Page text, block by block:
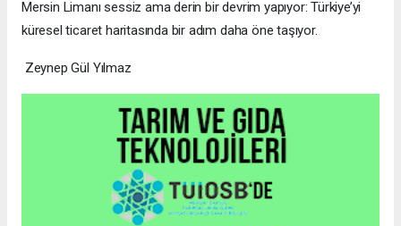
Mersin Limanı sessiz ama derin bir devrim yapıyor: Türkiye’yi
küresel ticaret haritasında bir adım daha öne taşıyor.
Zeynep Gül Yılmaz